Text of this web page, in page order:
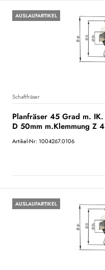
AUSLAUFARTIKEL
Schaftfräser
Planfräser 45 Grad m. IK.
D 50mm m.Klemmung Z 4
Artikel-Nr: 1004267.0106
AUSLAUFARTIKEL